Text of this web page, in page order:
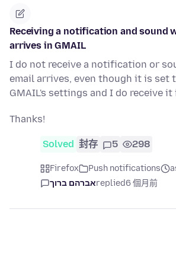
Receiving a notification and sound
arrives in GMAIL
I do not receive a notification or
email arrives, even though it is set
GMAIL's settings and I do receive it
Thanks!
Solved 封存 5 298
Firefox Push notifications
אברהם ברוךreplied6 個月前